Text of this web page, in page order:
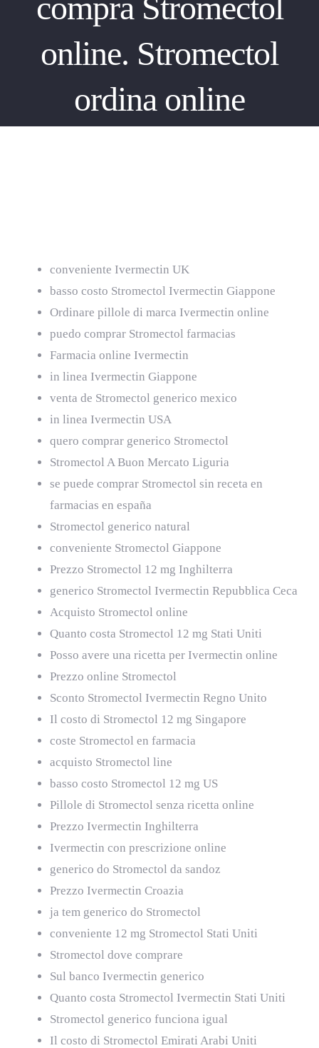
online. Stromectol
ordina online
conveniente Ivermectin UK
basso costo Stromectol Ivermectin Giappone
Ordinare pillole di marca Ivermectin online
puedo comprar Stromectol farmacias
Farmacia online Ivermectin
in linea Ivermectin Giappone
venta de Stromectol generico mexico
in linea Ivermectin USA
quero comprar generico Stromectol
Stromectol A Buon Mercato Liguria
se puede comprar Stromectol sin receta en
farmacias en españa
Stromectol generico natural
conveniente Stromectol Giappone
Prezzo Stromectol 12 mg Inghilterra
generico Stromectol Ivermectin Repubblica Ceca
Acquisto Stromectol online
Quanto costa Stromectol 12 mg Stati Uniti
Posso avere una ricetta per Ivermectin online
Prezzo online Stromectol
Sconto Stromectol Ivermectin Regno Unito
Il costo di Stromectol 12 mg Singapore
coste Stromectol en farmacia
acquisto Stromectol line
basso costo Stromectol 12 mg US
Pillole di Stromectol senza ricetta online
Prezzo Ivermectin Inghilterra
Ivermectin con prescrizione online
generico do Stromectol da sandoz
Prezzo Ivermectin Croazia
ja tem generico do Stromectol
conveniente 12 mg Stromectol Stati Uniti
Stromectol dove comprare
Sul banco Ivermectin generico
Quanto costa Stromectol Ivermectin Stati Uniti
Stromectol generico funciona igual
Il costo di Stromectol Emirati Arabi Uniti